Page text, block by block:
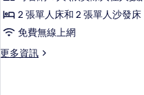
的
所
有
2 張單人床和 2 張單人沙發床
免費無線上網
更多資訊
更